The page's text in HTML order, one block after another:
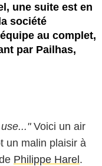
une suite est en
société
au complet,
par Pailhas,
Voici un air
un malin plaisir à
Philippe Harel.